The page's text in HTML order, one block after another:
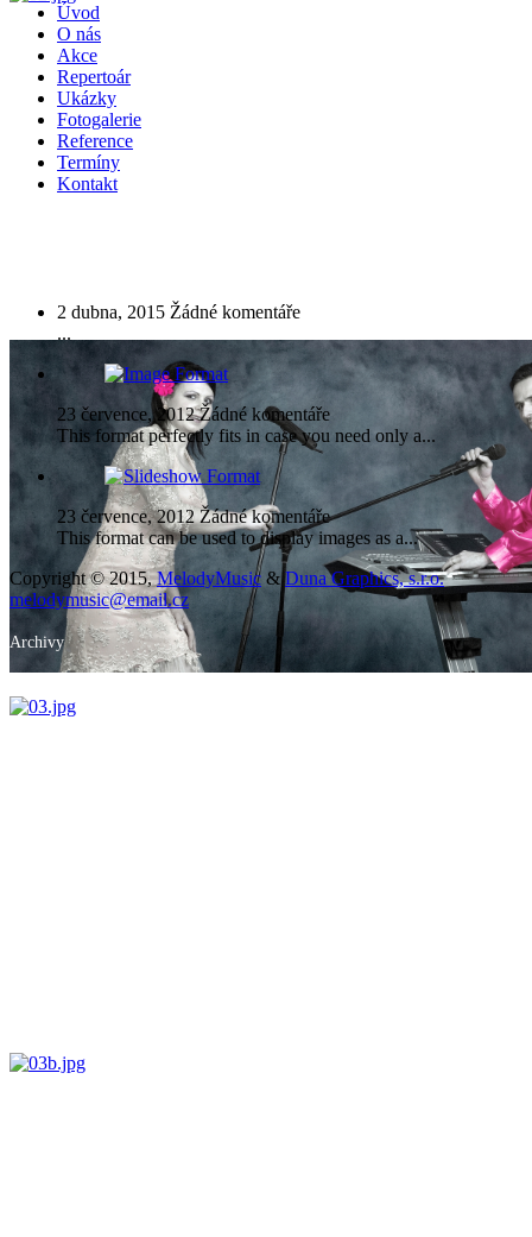
Úvod
O nás
Akce
Repertoár
Ukázky
Fotogalerie
Reference
Termíny
Kontakt
2 dubna, 2015 Žádné komentáře
...
23 července, 2012 Žádné komentáře
This format perfectly fits in case you need only a...
23 července, 2012 Žádné komentáře
This format can be used to display images as a...
Copyright © 2015,MelodyMusic &Duna Graphics, s.r.o.
melodymusic@email.cz
Archivy